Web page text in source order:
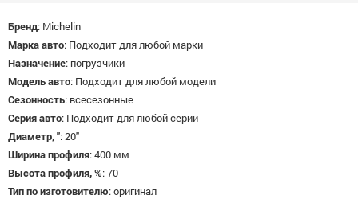
Бренд: Michelin
Марка авто: Подходит для любой марки
Назначение: погрузчики
Модель авто: Подходит для любой модели
Сезонность: всесезонные
Серия авто: Подходит для любой серии
Диаметр, ":20"
Ширина профиля:400 мм
Высота профиля, %:70
Тип по изготовителю:оригинал